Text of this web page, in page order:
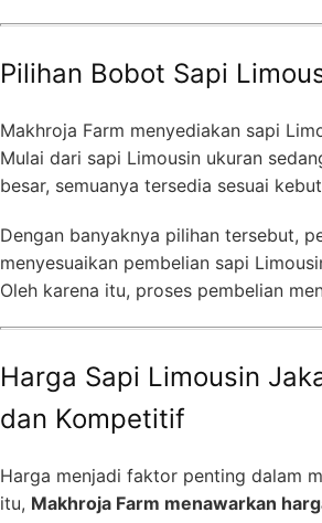
Pilihan Bobot Sapi
Makhroja Farm menyediakan sapi
Mulai dari sapi Limousin ukuran
besar, semuanya tersedia sesuai
Dengan banyaknya pilihan tersebut,
menyesuaikan pembelian sapi
Oleh karena itu, proses pembelian
Harga Sapi Limousin
dan Kompetitif
Harga menjadi faktor penting dalam
itu, Makhroja Farm menawarkan